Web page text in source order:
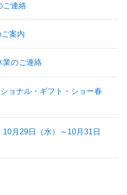
ご連絡
案内
業のご連絡
ョナル・ギフト・ショー春
10月29日（水）～10月31日